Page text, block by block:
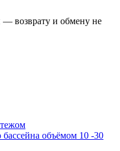
— возврату и обмену не